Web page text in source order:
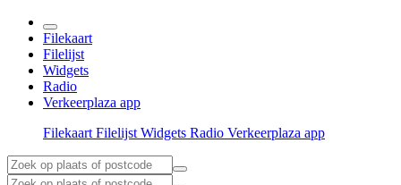
Filekaart
Filelijst
Widgets
Radio
Verkeerplaza app
Filekaart Filelijst Widgets Radio Verkeerplaza app